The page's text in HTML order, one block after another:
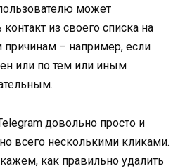
может
из своего списка на
– например, если
или по тем или иным
довольно просто и
всего несколькими кликами.
как правильно удалить